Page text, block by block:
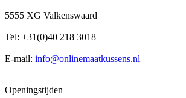
5555 XG Valkenswaard
Tel: +31(0)40 218 3018
E-mail: info@onlinemaatkussens.nl
Openingstijden